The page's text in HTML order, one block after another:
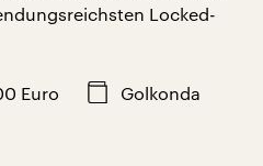
Locked-
Euro Golkonda